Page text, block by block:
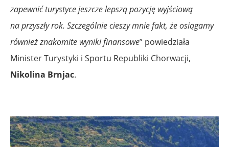
zapewnić turystyce jeszcze lepszą pozycję wyjściową
na przyszły rok. Szczególnie cieszy mnie fakt, że osiągamy
również znakomite wyniki finansowe” powiedziała
Minister Turystyki i Sportu Republiki Chorwacji,
Nikolina Brnjac.